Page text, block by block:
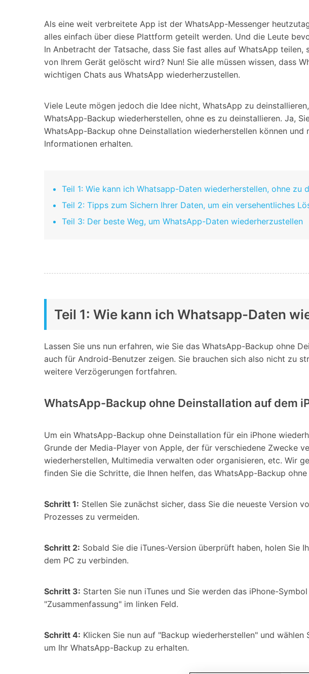
Systemreparatur
Android-Systemreparatur
iOS-Systemreparatur
Jetzt online starten
WhatsApp-Marketinglösungen
GB WhatsApp-Übertragung & -Sicherung
Leitfaden zum Weiterverkauf alter Smartphones
Jetzt online starten
Mobiltelefone.
Entdecken Sie die
Entdecken Sie
Ersteinrichtung.
Jetzt online starten
Als eine weit verbreitete App ist der WhatsApp-Messenger
alles einfach über diese Plattform geteilt werden. Und die Leute
In Anbetracht der Tatsache, dass Sie fast alles auf WhatsApp
von Ihrem Gerät gelöscht wird? Nun! Sie alle müssen wissen, dass
wichtigen Chats aus WhatsApp wiederherzustellen.
Viele Leute mögen jedoch die Idee nicht, WhatsApp zu
WhatsApp-Backup wiederherstellen, ohne es zu deinstallieren. Ja,
WhatsApp-Backup ohne Deinstallation wiederherstellen können
Informationen erhalten.
Teil 1: Wie kann ich Whatsapp-Daten wiederherstellen, ohne zu
Teil 2: Tipps zum Sichern Ihrer Daten, um ein versehentliches
Teil 3: Der beste Weg, um WhatsApp-Daten wiederherzustellen
Teil 1: Wie kann ich Whatsapp-Daten
Lassen Sie uns nun erfahren, wie Sie das WhatsApp-Backup ohne
auch für Android-Benutzer zeigen. Sie brauchen sich also nicht zu
weitere Verzögerungen fortfahren.
WhatsApp-Backup ohne Deinstallation auf dem
Um ein WhatsApp-Backup ohne Deinstallation für ein iPhone
Grunde der Media-Player von Apple, der für verschiedene Zwecke
wiederherstellen, Multimedia verwalten oder organisieren, etc. Wir
finden Sie die Schritte, die Ihnen helfen, das WhatsApp-Backup
Schritt 1: Stellen Sie zunächst sicher, dass Sie die neueste Version
Prozesses zu vermeiden.
Schritt 2: Sobald Sie die iTunes-Version überprüft haben, holen Sie
dem PC zu verbinden.
Schritt 3: Starten Sie nun iTunes und Sie werden das iPhone-
"Zusammenfassung" im linken Feld.
Schritt 4: Klicken Sie nun auf "Backup wiederherstellen" und
um Ihr WhatsApp-Backup zu erhalten.